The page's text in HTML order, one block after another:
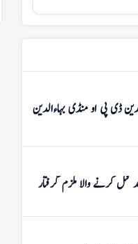
ڈی پی او منڈی بہاءالدین
کرنے والا ملزم گرفتار